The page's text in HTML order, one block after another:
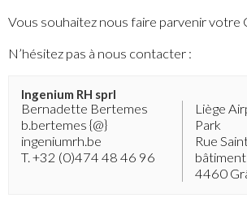
Vous souhaitez nous faire parvenir votre
N’hésitez pas à nous contacter :
Ingenium RH sprl
Bernadette Bertemes
b.bertemes {@}
ingeniumrh.be
T. +32 (0)474 48 46 96
Liège
Park
Rue
4460